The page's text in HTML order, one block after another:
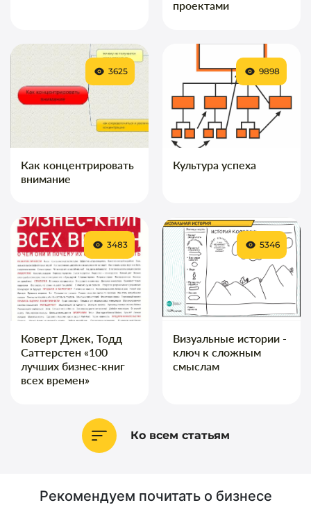
проектами
Как концентрировать
внимание
3625
Культура успеха
9898
Коверт Джек, Тодд
Саттерстен «100
лучших бизнес-книг
всех времен»
3483
Визуальные истории -
ключ к сложным
смыслам
5346
Ко всем статьям
Рекомендуем почитать о бизнесе